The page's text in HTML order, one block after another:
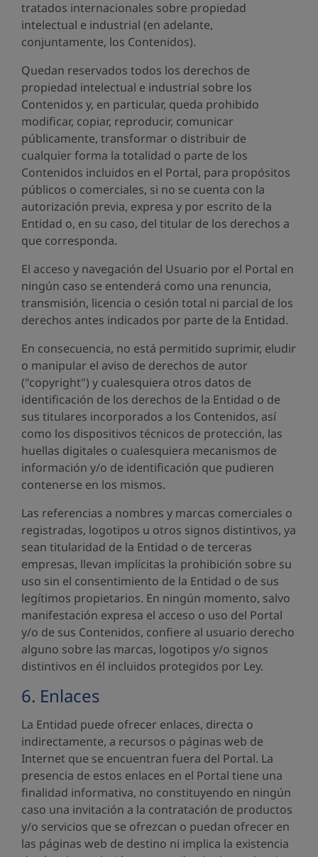
tratados internacionales sobre propiedad
intelectual e industrial (en adelante,
conjuntamente, los Contenidos).
Quedan reservados todos los derechos de
propiedad intelectual e industrial sobre los
Contenidos y, en particular, queda prohibido
modificar, copiar, reproducir, comunicar
públicamente, transformar o distribuir de
cualquier forma la totalidad o parte de los
Contenidos incluidos en el Portal, para propósitos
públicos o comerciales, si no se cuenta con la
autorización previa, expresa y por escrito de la
Entidad o, en su caso, del titular de los derechos a
que corresponda.
El acceso y navegación del Usuario por el Portal en
ningún caso se entenderá como una renuncia,
transmisión, licencia o cesión total ni parcial de los
derechos antes indicados por parte de la Entidad.
En consecuencia, no está permitido suprimir, eludir
o manipular el aviso de derechos de autor
("copyright") y cualesquiera otros datos de
identificación de los derechos de la Entidad o de
sus titulares incorporados a los Contenidos, así
como los dispositivos técnicos de protección, las
huellas digitales o cualesquiera mecanismos de
información y/o de identificación que pudieren
contenerse en los mismos.
Las referencias a nombres y marcas comerciales o
registradas, logotipos u otros signos distintivos, ya
sean titularidad de la Entidad o de terceras
empresas, llevan implícitas la prohibición sobre su
uso sin el consentimiento de la Entidad o de sus
legítimos propietarios. En ningún momento, salvo
manifestación expresa el acceso o uso del Portal
y/o de sus Contenidos, confiere al usuario derecho
alguno sobre las marcas, logotipos y/o signos
distintivos en él incluidos protegidos por Ley.
6. Enlaces
La Entidad puede ofrecer enlaces, directa o
indirectamente, a recursos o páginas web de
Internet que se encuentran fuera del Portal. La
presencia de estos enlaces en el Portal tiene una
finalidad informativa, no constituyendo en ningún
caso una invitación a la contratación de productos
y/o servicios que se ofrezcan o puedan ofrecer en
las páginas web de destino ni implica la existencia